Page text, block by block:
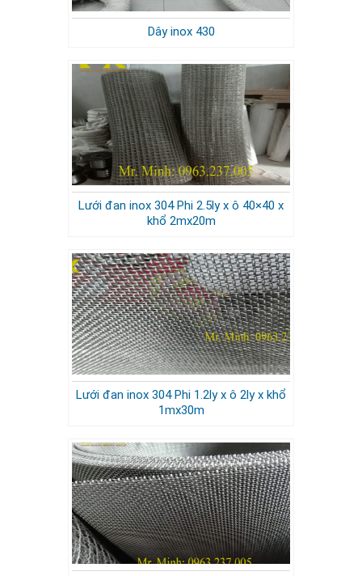
Dây inox 430
Lưới đan inox 304 Phi 2.5ly x ô 40×40 x
khổ 2mx20m
Lưới đan inox 304 Phi 1.2ly x ô 2ly x khổ
1mx30m